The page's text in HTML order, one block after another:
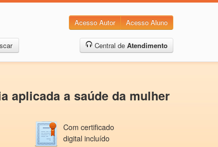
Acesso Autor Acesso Aluno
Central de Atendimento
aplicada a saúde da mulher
Com certificado
digital incluído